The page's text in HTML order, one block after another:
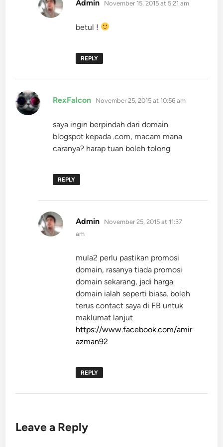
Admin November 15, 2015 at 5:21 am
betul !
REPLY
RexFalcon says:
November 25, 2015 at 10:56 am
saya ingin berpindah dari domain
blogspot kepada .com, macam mana
caranya? harap tuan boleh tolong
REPLY
Admin says:
November 25, 2015 at 11:37
am
mula2 perlu pastikan promosi
domain, rasanya tiada promosi
domain sekarang, jadi harga
domain ialah seperti biasa. boleh
terus contact saya di FB untuk
maklumat lanjut
https://www.facebook.com/amir
azman92
REPLY
Leave a Reply